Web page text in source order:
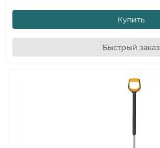
Купить
Быстрый заказ